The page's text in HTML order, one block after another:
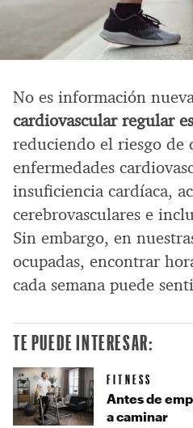
No es información
cardiovascular regular
reduciendo el riesgo de
enfermedades
insuficiencia cardíaca,
cerebrovasculares e
Sin embargo, en
ocupadas, encontrar
cada semana puede
TE PUEDE INTERESAR:
FITNESS
Antes de
a caminar